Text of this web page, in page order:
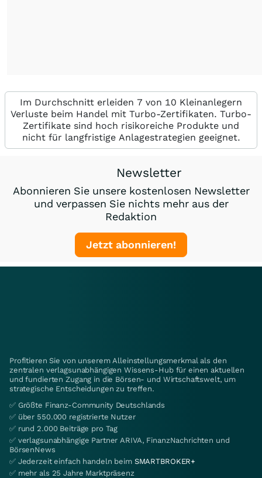
Im Durchschnitt erleiden 7 von 10 Kleinanlegern
Verluste beim Handel mit Turbo-Zertifikaten. Turbo-
Zertifikate sind hoch risikoreiche Produkte und
nicht für langfristige Anlagestrategien geeignet.
Newsletter
Abonnieren Sie unsere kostenlosen Newsletter
und verpassen Sie nichts mehr aus der
Redaktion
Jetzt abonnieren!
Profitieren Sie von unserem Alleinstellungsmerkmal als den
zentralen verlagsunabhängigen Wissens-Hub für einen aktuellen
und fundierten Zugang in die Börsen- und Wirtschaftswelt, um
strategische Entscheidungen zu treffen.
✅ Größte Finanz-Community Deutschlands
✅ über 550.000 registrierte Nutzer
✅ rund 2.000 Beiträge pro Tag
✅ verlagsunabhängige Partner ARIVA, FinanzNachrichten und
BörsenNews
✅ Jederzeit einfach handeln beim SMARTBROKER+
✅ mehr als 25 Jahre Marktpräsenz